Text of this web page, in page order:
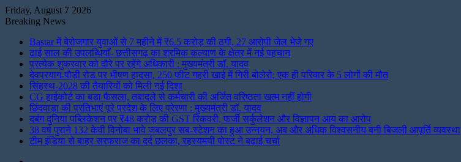
Friday, August 7 2026
Breaking News
Bastar में बेरोजगार युवाओं से 7 महीने में ₹6.5 करोड़ की ठगी, 27 आरोपी जेल भेजे गए
ढाई साल की उपलब्धियाँ- छत्तीसगढ़ का श्रमिक कल्याण के क्षेत्र में नई पहचान
प्रत्येक शुक्रवार को दौरे पर रहेंगे अधिकारी : मुख्यमंत्री डॉ. यादव
देवप्रयाग-पौड़ी रोड पर भीषण हादसा, 250 फीट गहरी खाई में गिरी बोलेरो; एक ही परिवार के 5 लोगों की मौत
सिंहस्थ-2028 की तैयारियों को मिली नई दिशा
CG हाईकोर्ट का बड़ा फैसला, तबादले से कर्मचारी की अर्जित वरिष्ठता खत्म नहीं होगी
छिंदवाड़ा की प्रतिभाएं पूरे प्रदेश के लिए प्रेरणा : मुख्यमंत्री डॉ. यादव
दबंग दुनिया पब्लिकेशन पर ₹48 करोड़ की GST रिकवरी, फर्जी सर्कुलेशन और विज्ञापन आय का आरोप
38 वर्ष पुराने 132 केवी विनोबा भावे जबलपुर सब-स्टेशन का हुआ उन्नयन, अब और अधिक विश्वसनीय बनी बिजली आपूर्ति व्यवस्था
टीम इंडिया से बाहर सरफराज का दर्द छलका, रहस्यमयी पोस्ट ने बढ़ाई चर्चा